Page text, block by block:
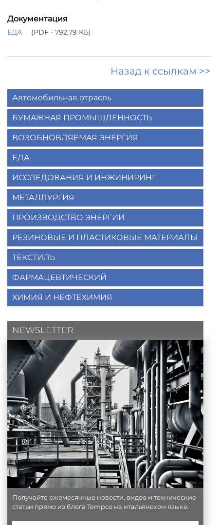
Документация
ЕДА (PDF - 792,79 КБ)
Назад к ссылкам >>
Автомобильная отрасль
БУМАЖНАЯ ПРОМЫШЛЕННОСТЬ
ВОЗОБНОВЛЯЕМАЯ ЭНЕРГИЯ
ЕДА
ИССЛЕДОВАНИЯ И ИНЖИНИРИНГ
МЕТАЛЛУРГИЯ
ПРОИЗВОДСТВО ЭНЕРГИИ
РЕЗИНОВЫЕ И ПЛАСТИКОВЫЕ МАТЕРИАЛЫ
ТЕКСТИЛЬ
ФАРМАЦЕВТИЧЕСКИЙ
ХИМИЯ И НЕФТЕХИМИЯ
NEWSLETTER
Получайте ежемесячные новости, видео и технические
статьи прямо из блога Tempco на итальянском языке.